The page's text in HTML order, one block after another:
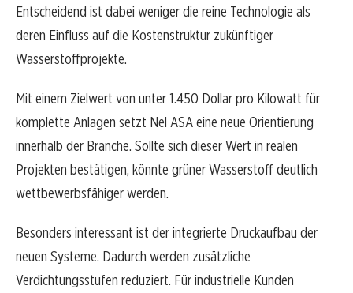
Entscheidend ist dabei weniger die reine Technologie als
deren Einfluss auf die Kostenstruktur zukünftiger
Wasserstoffprojekte.
Mit einem Zielwert von unter 1.450 Dollar pro Kilowatt für
komplette Anlagen setzt Nel ASA eine neue Orientierung
innerhalb der Branche. Sollte sich dieser Wert in realen
Projekten bestätigen, könnte grüner Wasserstoff deutlich
wettbewerbsfähiger werden.
Besonders interessant ist der integrierte Druckaufbau der
neuen Systeme. Dadurch werden zusätzliche
Verdichtungsstufen reduziert. Für industrielle Kunden